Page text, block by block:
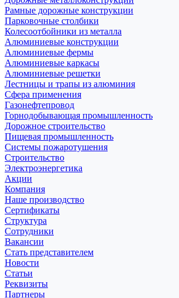
Рамные дорожные конструкции
Парковочные столбики
Колесоотбойники из металла
Алюминиевые конструкции
Алюминиевые фермы
Алюминиевые каркасы
Алюминиевые решетки
Лестницы и трапы из алюминия
Сфера применения
Газонефтепровод
Горнодобывающая промышленность
Дорожное строительство
Пищевая промышленность
Системы пожаротушения
Строительство
Электроэнергетика
Акции
Компания
Наше производство
Сертификаты
Структура
Сотрудники
Вакансии
Стать представителем
Новости
Статьи
Реквизиты
Партнеры